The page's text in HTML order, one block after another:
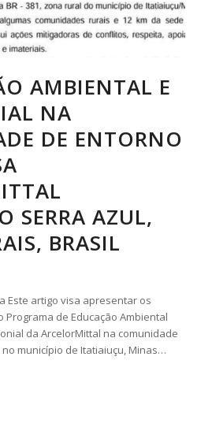
AMBIENTAL E
NA
DE ENTORNO
SERRA AZUL,
BRASIL
Este artigo visa apresentar os
de Educação Ambiental
da ArcelorMittal na comunidade
município de Itatiaiuçu, Minas…